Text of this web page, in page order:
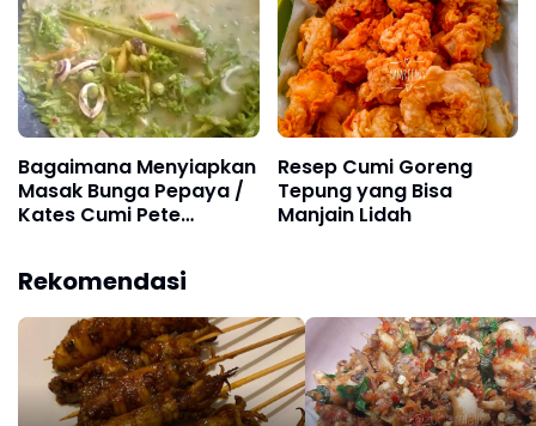
Bagaimana Menyiapkan
Masak Bunga Pepaya /
Kates Cumi Pete
Resep Cumi Goreng
Tepung yang Bisa
Manjain Lidah
Rekomendasi